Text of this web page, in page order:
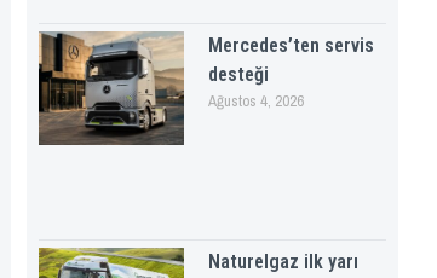
Mercedes’ten servis
desteği
Ağustos 4, 2026
Naturelgaz ilk yarı